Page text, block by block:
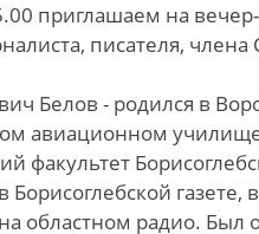
приглашаем на
писателя,
Белов - родился в
авиационном
факультет
газете,
областном радио. Был